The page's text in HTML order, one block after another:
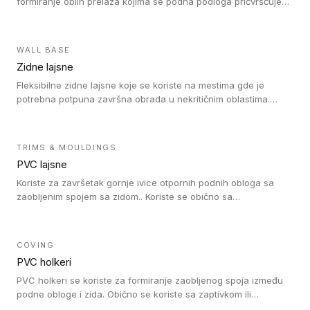
WALL BASE
Zidne lajsne
Fleksibilne zidne lajsne koje se koriste na mestima gde je
potrebna potpuna završna obrada u nekritičnim oblastima.
TRIMS & MOULDINGS
PVC lajsne
Koriste za završetak gornje ivice otpornih podnih obloga sa
zaobljenim spojem sa zidom.. Koriste se obično sa
rešenje).
COVING
PVC holkeri
PVC holkeri se koriste za formiranje zaobljenog spoja između
podne obloge i zida. Obično se koriste sa zaptivkom ili